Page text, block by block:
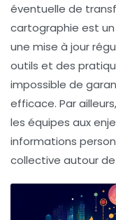
éventuelle de
cartographie est
une mise à jour
outils et des
impossible de
efficace. Par
les équipes aux
informations
collective autour